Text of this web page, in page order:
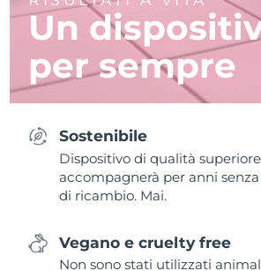
Un
per sempre
Sostenibile
Dispositivo di qualità
accompagnerà per anni
di ricambio. Mai.
Vegano e cruelty free
Non sono stati utilizzati